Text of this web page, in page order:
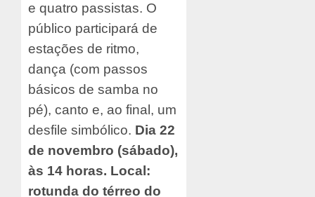
e quatro passistas. O
público participará de
estações de ritmo,
dança (com passos
básicos de samba no
pé), canto e, ao final, um
desfile simbólico. Dia 22
de novembro (sábado),
às 14 horas. Local:
rotunda do térreo do